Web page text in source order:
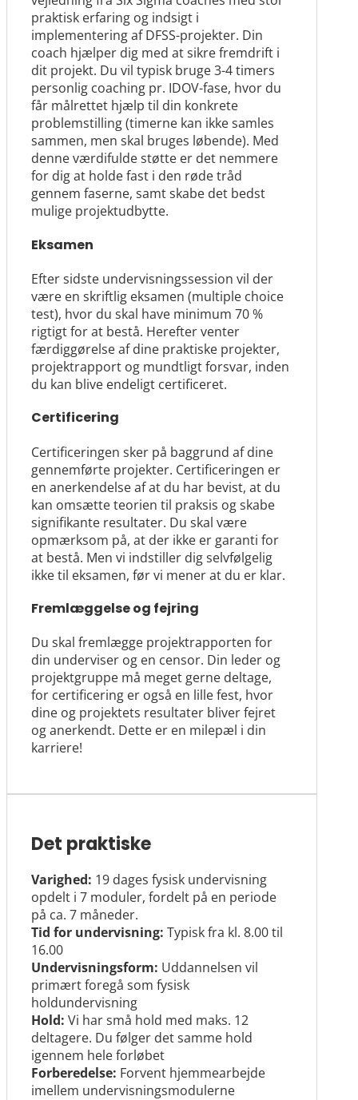
praktisk erfaring og indsigt i
implementering af DFSS-projekter. Din
coach hjælper dig med at sikre fremdrift i
dit projekt. Du vil typisk bruge 3-4 timers
personlig coaching pr. IDOV-fase, hvor du
får målrettet hjælp til din konkrete
problemstilling (timerne kan ikke samles
sammen, men skal bruges løbende). Med
denne værdifulde støtte er det nemmere
for dig at holde fast i den røde tråd
gennem faserne, samt skabe det bedst
mulige projektudbytte.
Eksamen
Efter sidste undervisningssession vil der
være en skriftlig eksamen (multiple choice
test), hvor du skal have minimum 70 %
rigtigt for at bestå. Herefter venter
færdiggørelse af dine praktiske projekter,
projektrapport og mundtligt forsvar, inden
du kan blive endeligt certificeret.
Certificering
Certificeringen sker på baggrund af dine
gennemførte projekter. Certificeringen er
en anerkendelse af at du har bevist, at du
kan omsætte teorien til praksis og skabe
signifikante resultater. Du skal være
opmærksom på, at der ikke er garanti for
at bestå. Men vi indstiller dig selvfølgelig
ikke til eksamen, før vi mener at du er klar.
Fremlæggelse og fejring
Du skal fremlægge projektrapporten for
din underviser og en censor. Din leder og
projektgruppe må meget gerne deltage,
for certificering er også en lille fest, hvor
dine og projektets resultater bliver fejret
og anerkendt. Dette er en milepæl i din
karriere!
Det praktiske
Varighed: 19 dages fysisk undervisning
opdelt i 7 moduler, fordelt på en periode
på ca. 7 måneder.
Tid for undervisning: Typisk fra kl. 8.00 til
16.00
Undervisningsform: Uddannelsen vil
primært foregå som fysisk
holdundervisning
Hold: Vi har små hold med maks. 12
deltagere. Du følger det samme hold
igennem hele forløbet
Forberedelse: Forvent hjemmearbejde
imellem undervisningsmodulerne